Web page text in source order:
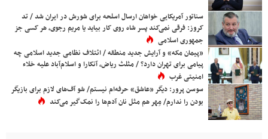
سناتور آمریکایی خواهان ارسال اسلحه برای شورش در ایران شد / تد
کروز: فرقی نمی‌کند پسر شاه روی کار بیاید یا مریم رجوی، هر کسی جز
جمهوری اسلامی
«پیمان مکه» و آرایش جدید منطقه / ائتلاف نظامی جدید اسلامی چه
پیامی برای تهران دارد؟ / مثلث ریاض، آنکارا و اسلام‌آباد علیه خلاء
امنیتی غرب
سوسن پرور: دیگر «عاشق» حرفه‌ام نیستم/ شو آف‌های لازم برای بازیگر
بودن را ندارم/ مِهر هم مثل نان آدم‌ها را نمک‌گیر می‌کند